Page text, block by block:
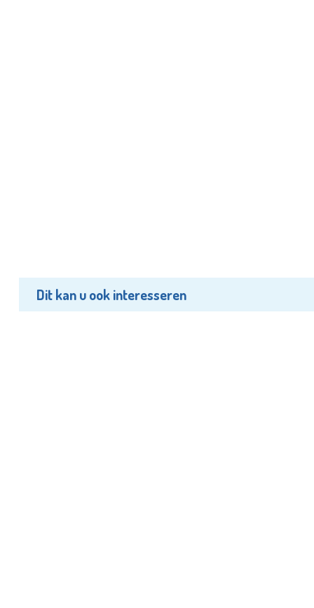
Dit kan u ook interesseren